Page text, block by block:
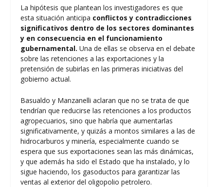
La hipótesis que plantean los investigadores es que
esta situación anticipa conflictos y contradicciones
significativos dentro de los sectores dominantes
y en consecuencia en el funcionamiento
gubernamental. Una de ellas se observa en el debate
sobre las retenciones a las exportaciones y la
pretensión de subirlas en las primeras iniciativas del
gobierno actual.
Basualdo y Manzanelli aclaran que no se trata de que
tendrían que reducirse las retenciones a los productos
agropecuarios, sino que habría que aumentarlas
significativamente, y quizás a montos similares a las de
hidrocarburos y minería, especialmente cuando se
espera que sus exportaciones sean las más dinámicas,
y que además ha sido el Estado que ha instalado, y lo
sigue haciendo, los gasoductos para garantizar las
ventas al exterior del oligopolio petrolero.